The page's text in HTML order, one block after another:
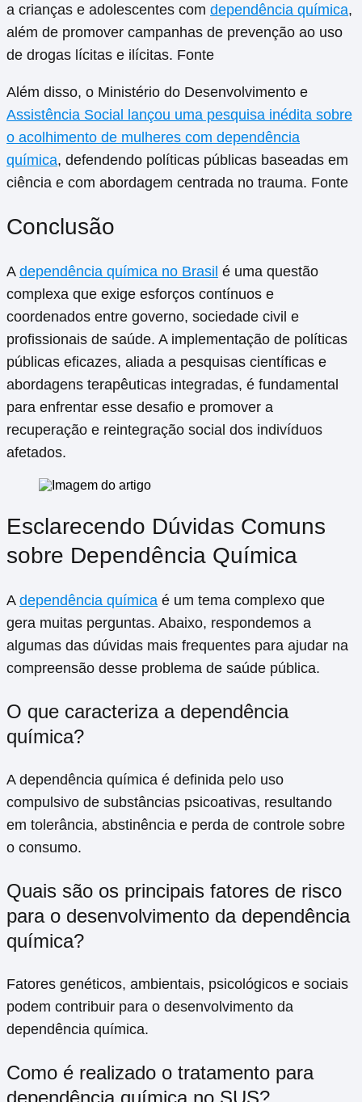
a crianças e adolescentes com dependência química,
além de promover campanhas de prevenção ao uso
de drogas lícitas e ilícitas. Fonte
Além disso, o Ministério do Desenvolvimento e
Assistência Social lançou uma pesquisa inédita sobre
o acolhimento de mulheres com dependência
química, defendendo políticas públicas baseadas em
ciência e com abordagem centrada no trauma. Fonte
Conclusão
A dependência química no Brasil é uma questão
complexa que exige esforços contínuos e
coordenados entre governo, sociedade civil e
profissionais de saúde. A implementação de políticas
públicas eficazes, aliada a pesquisas científicas e
abordagens terapêuticas integradas, é fundamental
para enfrentar esse desafio e promover a
recuperação e reintegração social dos indivíduos
afetados.
Esclarecendo Dúvidas Comuns
sobre Dependência Química
A dependência química é um tema complexo que
gera muitas perguntas. Abaixo, respondemos a
algumas das dúvidas mais frequentes para ajudar na
compreensão desse problema de saúde pública.
O que caracteriza a dependência
química?
A dependência química é definida pelo uso
compulsivo de substâncias psicoativas, resultando
em tolerância, abstinência e perda de controle sobre
o consumo.
Quais são os principais fatores de risco
para o desenvolvimento da dependência
química?
Fatores genéticos, ambientais, psicológicos e sociais
podem contribuir para o desenvolvimento da
dependência química.
Como é realizado o tratamento para
dependência química no SUS?